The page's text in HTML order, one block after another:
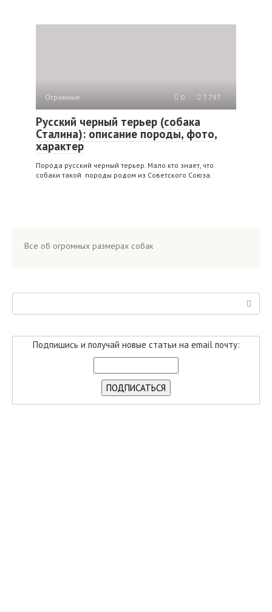
Огромные 0 7 797
Русский черный терьер (собака
Сталина): описание породы, фото,
характер
Порода русский черный терьер. Мало кто знает, что
собаки такой породы родом из Советского Союза.
Все об огромных размерах собак
Подпишись и получай новые статьи на email почту: